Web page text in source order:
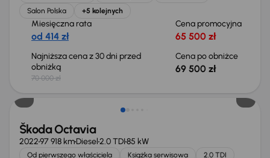
Salon Polska
+5 kolejnych
Miesięczna rata
od 414 zł
Cena promocyjna
65 500 zł
Najniższa cena z 30 dni przed
obniżką
70 000 zł
Cena po obniżce
69 500 zł
Możliwość odliczenia VAT
Škoda Octavia
202297 918 kmDiesel2.0 TDI85 kW
Od pierwszego właściciela Książka serwisowa 2.0 TDI